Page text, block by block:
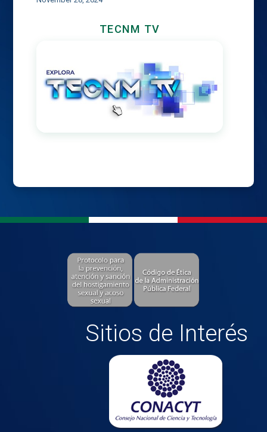
TECNM TV
Sitios de Interés